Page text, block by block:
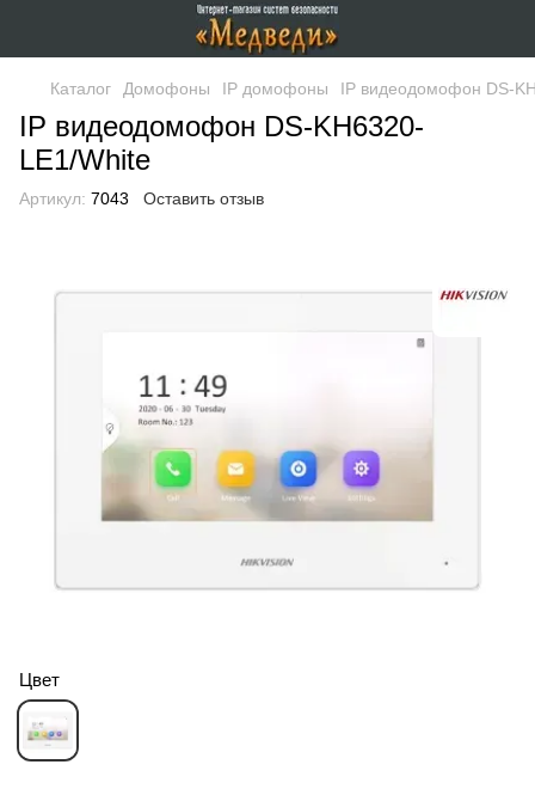
Каталог Домофоны IP домофоны IP видеодомофон DS-
IP видеодомофон DS-KH6320-
LE1/White
Артикул: 7043 Оставить отзыв
Цвет